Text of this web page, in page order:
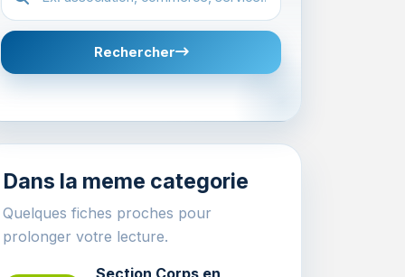
Rechercher
Dans la meme categorie
Quelques fiches proches pour
prolonger votre lecture.
Section Corps en